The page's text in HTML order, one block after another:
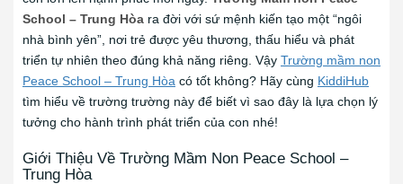
School – Trung Hòa ra đời với sứ mệnh kiến tạo một “ngôi
nhà bình yên”, nơi trẻ được yêu thương, thấu hiểu và phát
triển tự nhiên theo đúng khả năng riêng. Vậy Trường mầm non
Peace School – Trung Hòa có tốt không? Hãy cùng KiddiHub
tìm hiểu về trường trường này để biết vì sao đây là lựa chọn lý
tưởng cho hành trình phát triển của con nhé!
Giới Thiệu Về Trường Mầm Non Peace School –
Trung Hòa